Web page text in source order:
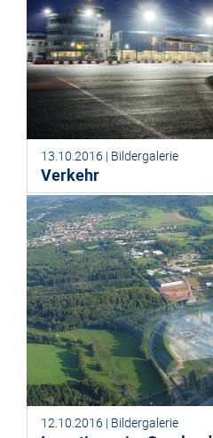
13.10.2016 | Bildergalerie
Verkehr
12.10.2016 | Bildergalerie